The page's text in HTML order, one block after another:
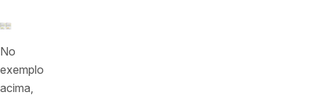
No
exemplo
acima,